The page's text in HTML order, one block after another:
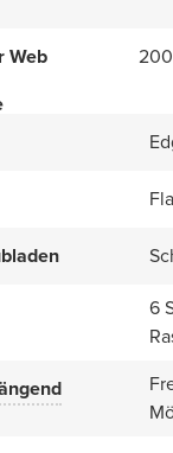
Web
6